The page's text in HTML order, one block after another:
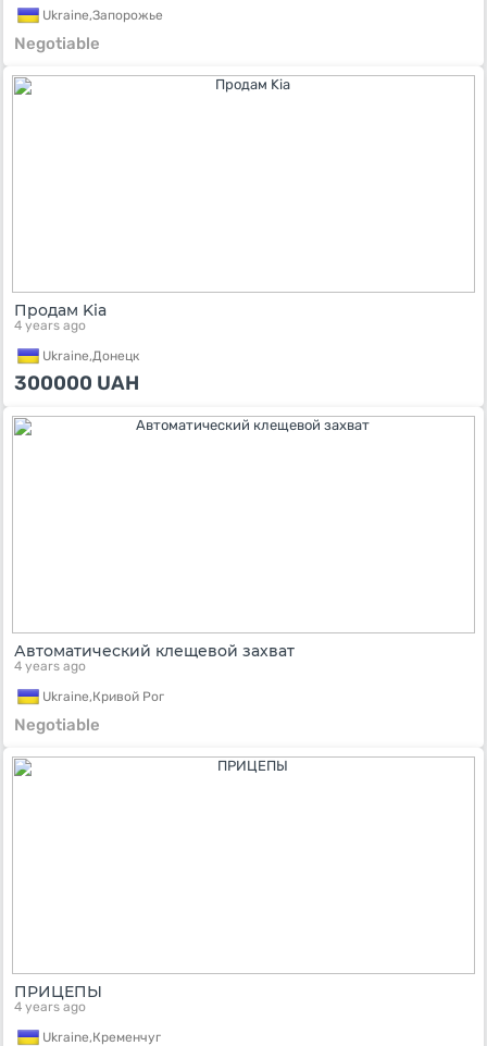
Ukraine,Запорожье
Negotiable
Продам Kia
4 years ago
Ukraine,Донецк
300000 UAH
Автоматический клещевой захват
4 years ago
Ukraine,Кривой Рог
Negotiable
ПРИЦЕПЫ
4 years ago
Ukraine,Кременчуг